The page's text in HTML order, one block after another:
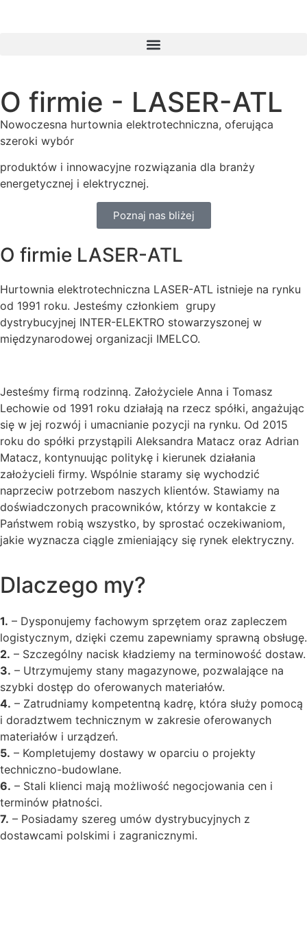
O firmie - LASER-ATL
Nowoczesna hurtownia elektrotechniczna, oferująca
szeroki wybór
produktów i innowacyjne rozwiązania dla branży
energetycznej i elektrycznej.
Poznaj nas bliżej
O firmie LASER-ATL
Hurtownia elektrotechniczna LASER-ATL istnieje na rynku
od 1991 roku. Jesteśmy członkiem grupy
dystrybucyjnej INTER-ELEKTRO stowarzyszonej w
międzynarodowej organizacji IMELCO.
Jesteśmy firmą rodzinną. Założyciele Anna i Tomasz
Lechowie od 1991 roku działają na rzecz spółki, angażując
się w jej rozwój i umacnianie pozycji na rynku. Od 2015
roku do spółki przystąpili Aleksandra Matacz oraz Adrian
Matacz, kontynuując politykę i kierunek działania
założycieli firmy. Wspólnie staramy się wychodzić
naprzeciw potrzebom naszych klientów. Stawiamy na
doświadczonych pracowników, którzy w kontakcie z
Państwem robią wszystko, by sprostać oczekiwaniom,
jakie wyznacza ciągle zmieniający się rynek elektryczny.
Dlaczego my?
1. – Dysponujemy fachowym sprzętem oraz zapleczem
logistycznym, dzięki czemu zapewniamy sprawną obsługę.
2. – Szczególny nacisk kładziemy na terminowość dostaw.
3. – Utrzymujemy stany magazynowe, pozwalające na
szybki dostęp do oferowanych materiałów.
4. – Zatrudniamy kompetentną kadrę, która służy pomocą
i doradztwem technicznym w zakresie oferowanych
materiałów i urządzeń.
5. – Kompletujemy dostawy w oparciu o projekty
techniczno-budowlane.
6. – Stali klienci mają możliwość negocjowania cen i
terminów płatności.
7. – Posiadamy szereg umów dystrybucyjnych z
dostawcami polskimi i zagranicznymi.